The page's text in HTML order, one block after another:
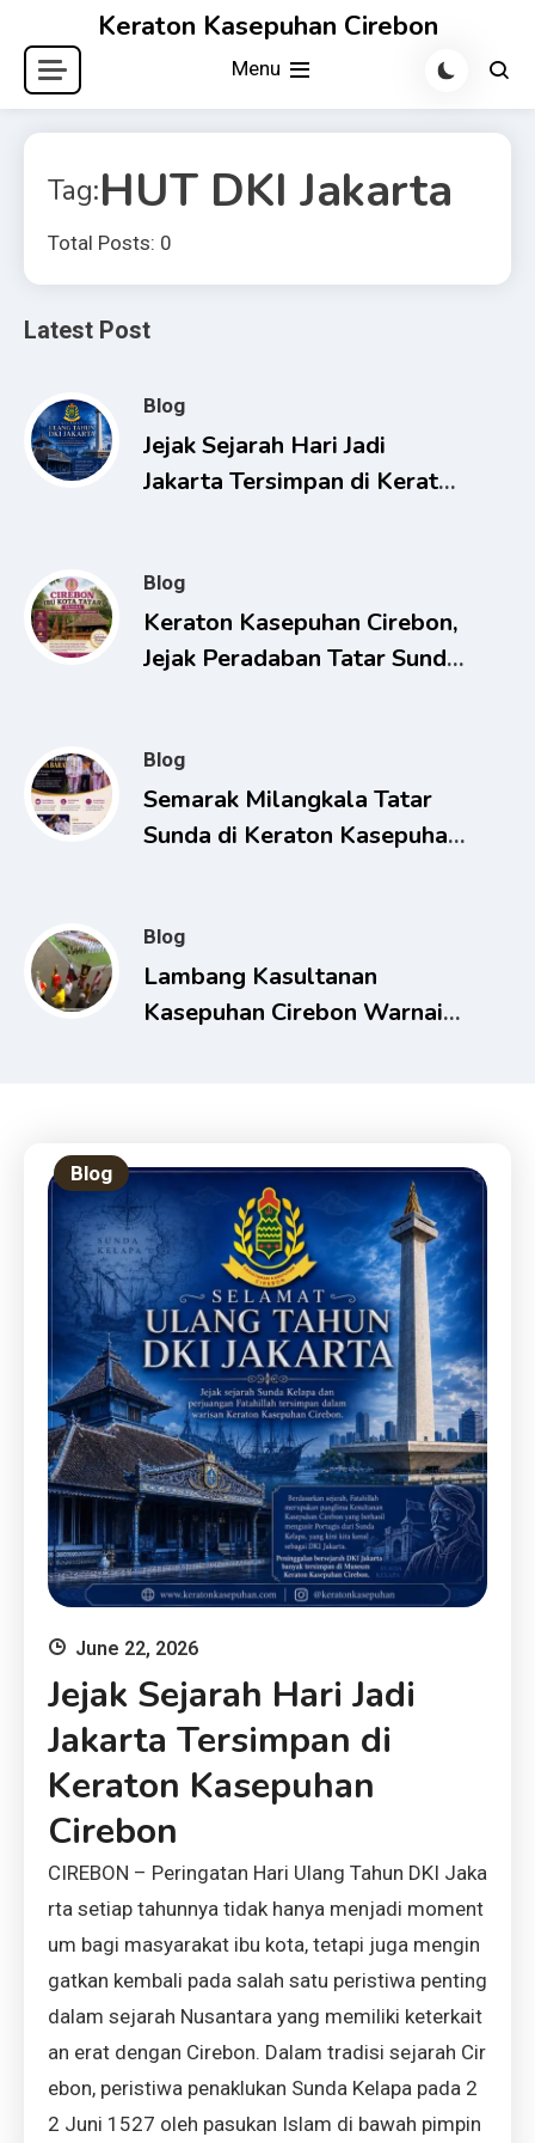
content
Keraton Kasepuhan Cirebon
Menu
Tag:HUT DKI Jakarta
Total Posts: 0
Latest Post
Blog
Jejak Sejarah Hari Jadi
Jakarta Tersimpan di Keraton
Blog
Keraton Kasepuhan Cirebon,
Jejak Peradaban Tatar Sunda
Blog
Semarak Milangkala Tatar
Sunda di Keraton Kasepuhan
Blog
Lambang Kasultanan
Kasepuhan Cirebon Warnai
Blog
June 22, 2026
Jejak Sejarah Hari Jadi
Jakarta Tersimpan di
Keraton Kasepuhan
Cirebon
CIREBON – Peringatan Hari Ulang Tahun DKI Jaka
rta setiap tahunnya tidak hanya menjadi moment
um bagi masyarakat ibu kota, tetapi juga mengin
gatkan kembali pada salah satu peristiwa penting
dalam sejarah Nusantara yang memiliki keterkait
an erat dengan Cirebon. Dalam tradisi sejarah Cir
ebon, peristiwa penaklukan Sunda Kelapa pada 2
2 Juni 1527 oleh pasukan Islam di bawah pimpin